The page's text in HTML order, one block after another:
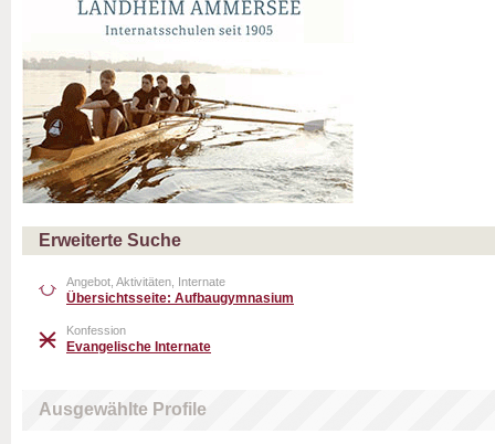
Erweiterte Suche
Angebot, Aktivitäten, Internate
Übersichtsseite: Aufbaugymnasium
Konfession
Evangelische Internate
Ausgewählte Profile